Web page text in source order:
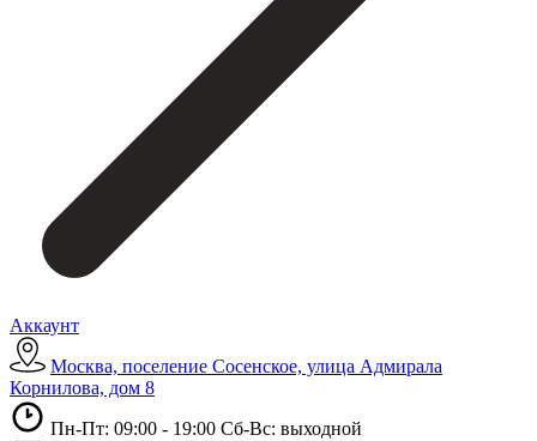
Аккаунт
Москва, поселение Сосенское, улица Адмирала
Корнилова, дом 8
Пн-Пт: 09:00 - 19:00 Сб-Вс: выходной